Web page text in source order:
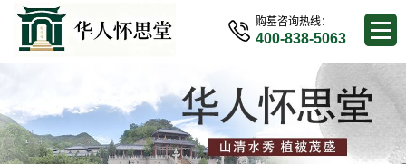
购墓咨询热线：
400-838-5063